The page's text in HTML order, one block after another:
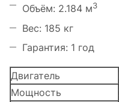
Объём: 2.184 м3
Вес: 185 кг
Гарантия: 1 год
Двигатель
Мощность